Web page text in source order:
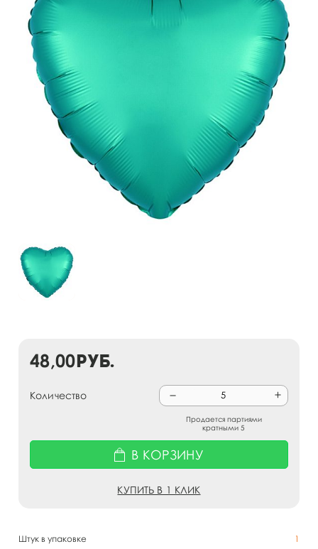
Штук в упаковке
1
48,00руб.
Количество
Продается партиями
кратными 5
В КОРЗИНУ
КУПИТЬ В 1 КЛИК